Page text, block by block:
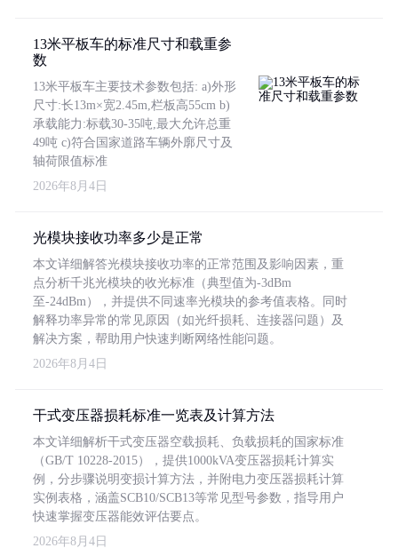
13米平板车的标准尺寸和载重参
数
13米平板车主要技术参数包括: a)外形
尺寸:长13m×宽2.45m,栏板高55cm b)
承载能力:标载30-35吨,最大允许总重
49吨 c)符合国家道路车辆外廓尺寸及
轴荷限值标准
2026年8月4日
光模块接收功率多少是正常
本文详细解答光模块接收功率的正常范围及影响因素，重
点分析千兆光模块的收光标准（典型值为-3dBm
至-24dBm），并提供不同速率光模块的参考值表格。同时
解释功率异常的常见原因（如光纤损耗、连接器问题）及
解决方案，帮助用户快速判断网络性能问题。
2026年8月4日
干式变压器损耗标准一览表及计算方法
本文详细解析干式变压器空载损耗、负载损耗的国家标准
（GB/T 10228-2015），提供1000kVA变压器损耗计算实
例，分步骤说明变损计算方法，并附电力变压器损耗计算
实例表格，涵盖SCB10/SCB13等常见型号参数，指导用户
快速掌握变压器能效评估要点。
2026年8月4日